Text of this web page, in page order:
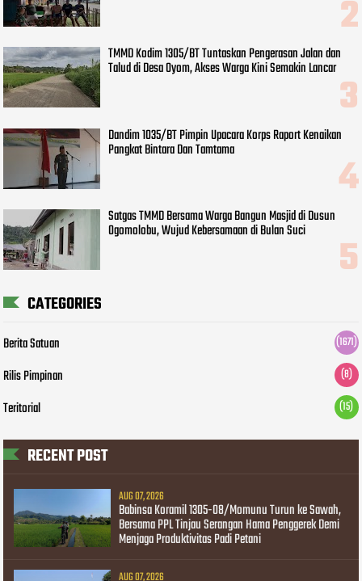
TMMD Kodim 1305/BT Tuntaskan Pengerasan Jalan dan
Talud di Desa Oyom, Akses Warga Kini Semakin Lancar
Dandim 1035/BT Pimpin Upacara Korps Raport Kenaikan
Pangkat Bintara Dan Tamtama
Satgas TMMD Bersama Warga Bangun Masjid di Dusun
Ogomolobu, Wujud Kebersamaan di Bulan Suci
CATEGORIES
Berita Satuan (1671)
Rilis Pimpinan (8)
Teritorial (15)
RECENT POST
AUG 07, 2026
Babinsa Koramil 1305-08/Momunu Turun ke Sawah,
Bersama PPL Tinjau Serangan Hama Penggerek Demi
Menjaga Produktivitas Padi Petani
AUG 07, 2026